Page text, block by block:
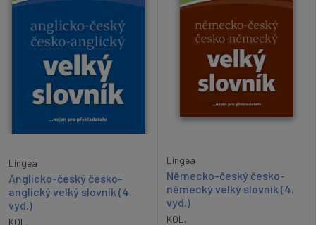
Lingea
Anglicko-český česko-
anglický velký slovník (4.
vyd.)
KOL.
Lingea
Německo-český česko-
německý velký slovník (4.
vyd.)
KOL.